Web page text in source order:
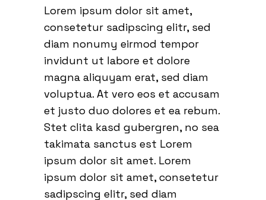
Lorem ipsum dolor sit amet,
consetetur sadipscing elitr, sed
diam nonumy eirmod tempor
invidunt ut labore et dolore
magna aliquyam erat, sed diam
voluptua. At vero eos et accusam
et justo duo dolores et ea rebum.
Stet clita kasd gubergren, no sea
takimata sanctus est Lorem
ipsum dolor sit amet. Lorem
ipsum dolor sit amet, consetetur
sadipscing elitr, sed diam